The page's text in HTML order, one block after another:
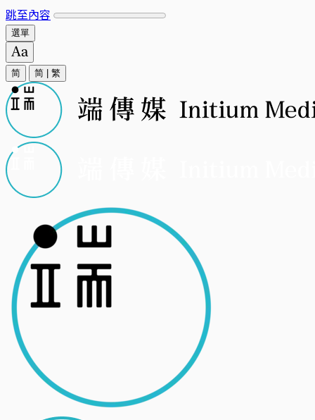
跳至內容
選單
简 简 繁